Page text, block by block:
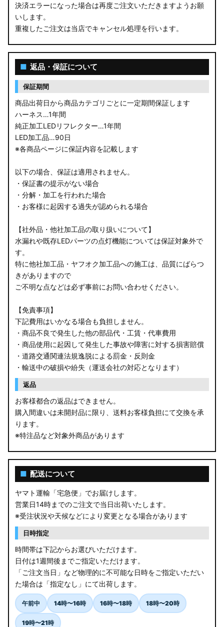
決済エラーになった場合は再度ご注文いただきますようお願
いします。
重複したご注文は当店でキャンセル処理を行います。
■ 返品・保証について
保証期間
商品出荷日から商品カテゴリごとに一定期間保証します
ハーネス…1年間
純正加工LEDリフレクター…1年間
LED加工品…90日
※各商品ページに保証内容を記載します
以下の場合、保証は適用されません。
・保証書の提示がない場合
・分解・加工を行われた場合
・お客様に起因する過失が認められる場合
【社外品・他社加工品の取り扱いについて】
水漏れや既存LEDパーツの点灯機能については保証対象外で
す。
特に他社加工品・ヤフオク加工品への施工は、品質にばらつ
きがありますので
ご不明な点などは必ず事前にお問い合わせください。
【免責事項】
下記費用はいかなる場合も負担しません。
・商品不良で発生した他の部品代・工賃・代車費用
・商品使用に起因して発生した事故や障害に対する損害賠償
・道路交通関連法規逸脱による罰金・反則金
・輸送中の破損や紛失（運送会社の対応となります）
返品
お客様都合の返品はできません。
購入間違いは未開封品に限り、送料お客様負担にて交換を承
ります。
※特注品など対象外商品があります
■ 配送について
ヤマト運輸「宅急便」でお届けします。
営業日14時までのご注文で当日出荷いたします。
※受注状況や天候などにより変更となる場合があります
日時指定
時間帯は下記からお選びいただけます。
日付は1週間後までご指定いただけます。
「ご注文当日」など物理的に不可能な日時をご指定いただい
た場合は「指定なし」にて出荷します。
午前中 14時〜16時 16時〜18時 18時〜20時
19時〜21時